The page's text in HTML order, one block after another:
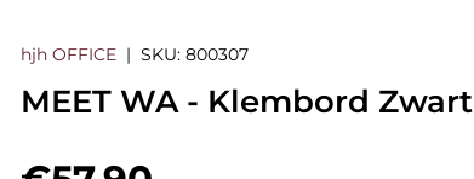
hjh OFFICE |SKU: 800307
MEET WA - Klembord Zwart